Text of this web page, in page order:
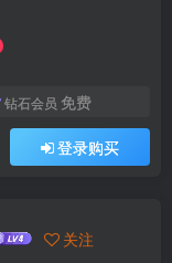
钻石会员 免费
登录购买
关注